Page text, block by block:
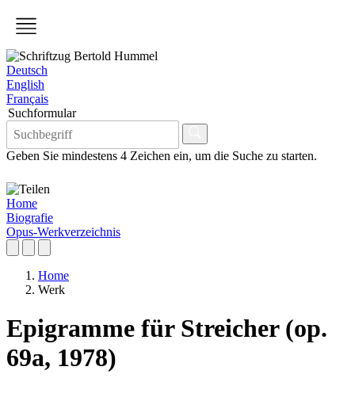
Deutsch
English
Français
Suchformular
Geben Sie mindestens 4 Zeichen ein, um die Suche zu starten.
Home
Biografie
Opus-Werkverzeichnis
Home
Werk
Epigramme für Streicher (op.
69a, 1978)